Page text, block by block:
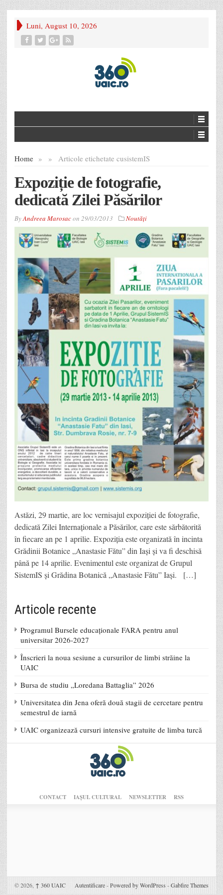
Luni, August 10, 2026
Home » Articole etichetate cu
» sistemIS
Expoziție de fotografie,
dedicată Zilei Păsărilor
ByAndreea Marosacon 29/03/2013 Noutăţi
Astăzi, 29 martie, are loc vernisajul expoziției de fotografie,
dedicată Zilei Internaționale a Păsărilor, care este sărbătorită
în fiecare an pe 1 aprilie. Expoziția este organizată în incinta
Grădinii Botanice „Anastasie Fătu” din Iași și va fi deschisă
până pe 14 aprilie. Evenimentul este organizat de Grupul
SistemIS și Grădina Botanică „Anastasie Fătu” Iași. […]
Articole recente
Programul Bursele educaționale FARA pentru anul
universitar 2026-2027
Înscrieri la noua sesiune a cursurilor de limbi străine la
UAIC
Bursa de studiu „Loredana Battaglia” 2026
Universitatea din Jena oferă două stagii de cercetare pentru
semestrul de iarnă
UAIC organizează cursuri intensive gratuite de limba turcă
CONTACT IAŞUL CULTURAL NEWSLETTER RSS
© 2026, ↑ 360 UAIC Autentificare-Powered by WordPress -Gabfire Themes